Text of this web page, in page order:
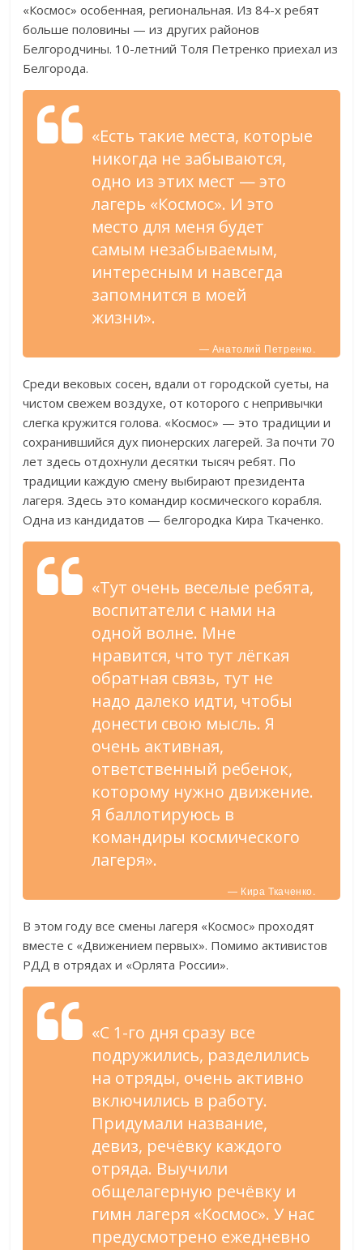
«Космос» особенная, региональная. Из 84-х ребят
больше половины — из других районов
Белгородчины. 10-летний Толя Петренко приехал из
Белгорода.
«Есть такие места, которые
никогда не забываются,
одно из этих мест — это
лагерь «Космос». И это
место для меня будет
самым незабываемым,
интересным и навсегда
запомнится в моей
жизни».
— Анатолий Петренко.
Среди вековых сосен, вдали от городской суеты, на
чистом свежем воздухе, от которого с непривычки
слегка кружится голова. «Космос» — это традиции и
сохранившийся дух пионерских лагерей. За почти 70
лет здесь отдохнули десятки тысяч ребят. По
традиции каждую смену выбирают президента
лагеря. Здесь это командир космического корабля.
Одна из кандидатов — белгородка Кира Ткаченко.
«Тут очень веселые ребята,
воспитатели с нами на
одной волне. Мне
нравится, что тут лёгкая
обратная связь, тут не
надо далеко идти, чтобы
донести свою мысль. Я
очень активная,
ответственный ребенок,
которому нужно движение.
Я баллотируюсь в
командиры космического
лагеря».
— Кира Ткаченко.
В этом году все смены лагеря «Космос» проходят
вместе с «Движением первых». Помимо активистов
РДД в отрядах и «Орлята России».
«С 1-го дня сразу все
подружились, разделились
на отряды, очень активно
включились в работу.
Придумали название,
девиз, речёвку каждого
отряда. Выучили
общелагерную речёвку и
гимн лагеря «Космос». У нас
предусмотрено ежедневно